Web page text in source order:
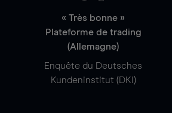
« Très bonne »
Plateforme de trading
(Allemagne)
Enquête du Deutsches
Kundeninstitut (DKI)